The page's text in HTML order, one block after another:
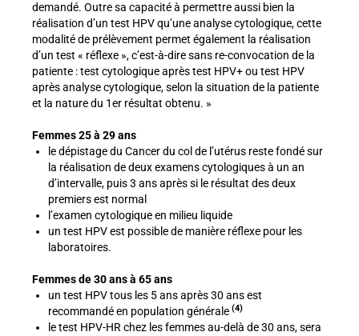
demandé. Outre sa capacité à permettre aussi bien la
réalisation d’un test HPV qu’une analyse cytologique, cette
modalité de prélèvement permet également la réalisation
d’un test « réflexe », c’est-à-dire sans re-convocation de la
patiente : test cytologique après test HPV+ ou test HPV
après analyse cytologique, selon la situation de la patiente
et la nature du 1er résultat obtenu. »
Femmes 25 à 29 ans
le dépistage du Cancer du col de l’utérus reste fondé sur
la réalisation de deux examens cytologiques à un an
d’intervalle, puis 3 ans après si le résultat des deux
premiers est normal
l’examen cytologique en milieu liquide
un test HPV est possible de manière réflexe pour les
laboratoires.
Femmes de 30 ans à 65 ans
un test HPV tous les 5 ans après 30 ans est
recommandéen population générale (4)
le test HPV-HR chez les femmes au-delà de 30 ans, sera